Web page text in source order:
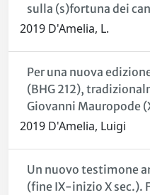
sulla (s)fortuna dei
2019 D'Amelia, L.
Per una nuova
(BHG 212),
Giovanni Mauropode
2019 D'Amelia, Luigi
Un nuovo testimone
(fine IX-inizio X sec.).